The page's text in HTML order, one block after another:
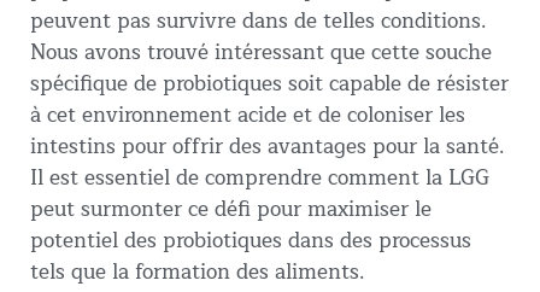
peuvent pas survivre dans de telles conditions.
Nous avons trouvé intéressant que cette souche
spécifique de probiotiques soit capable de résister
à cet environnement acide et de coloniser les
intestins pour offrir des avantages pour la santé.
Il est essentiel de comprendre comment la LGG
peut surmonter ce défi pour maximiser le
potentiel des probiotiques dans des processus
tels que la formation des aliments.